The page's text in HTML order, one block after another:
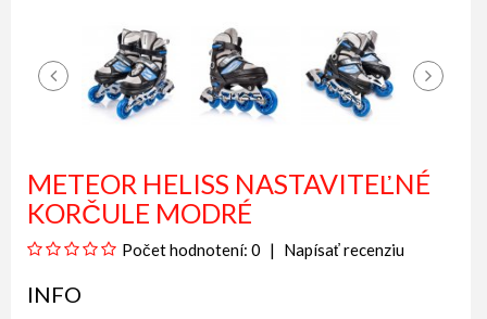
METEOR HELISS NASTAVITEĽNÉ
KORČULE MODRÉ
Počet hodnotení: 0 Napísať recenziu
INFO